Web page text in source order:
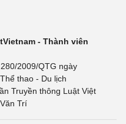
- Thành viên
2009/QTG ngày
thao - Du lịch
Truyền thông Luật Việt
Trí